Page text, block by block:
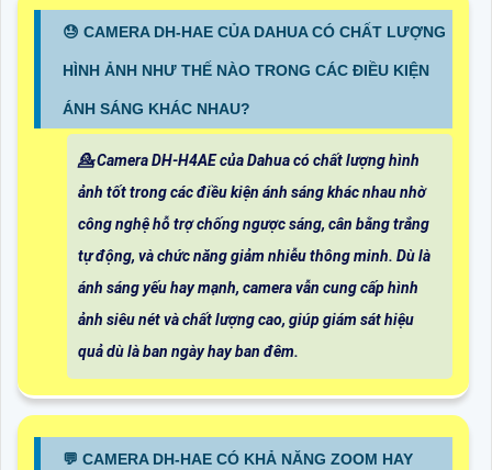
😓 CAMERA DH-HAE CỦA DAHUA CÓ CHẤT LƯỢNG
HÌNH ẢNH NHƯ THẾ NÀO TRONG CÁC ĐIỀU KIỆN
ÁNH SÁNG KHÁC NHAU?
💁 Camera DH-H4AE của Dahua có chất lượng hình
ảnh tốt trong các điều kiện ánh sáng khác nhau nhờ
công nghệ hỗ trợ chống ngược sáng, cân bằng trắng
tự động, và chức năng giảm nhiễu thông minh. Dù là
ánh sáng yếu hay mạnh, camera vẫn cung cấp hình
ảnh siêu nét và chất lượng cao, giúp giám sát hiệu
quả dù là ban ngày hay ban đêm.
️💬 CAMERA DH-HAE CÓ KHẢ NĂNG ZOOM HAY